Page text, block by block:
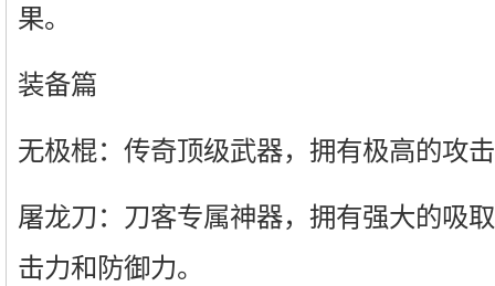
果。
装备篇
无极棍：传奇顶级武器，拥有极高的攻
屠龙刀：刀客专属神器，拥有强大的吸
击力和防御力。